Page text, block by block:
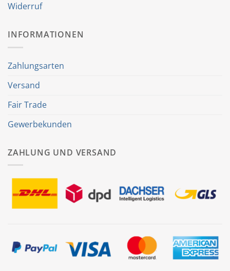
Widerruf
INFORMATIONEN
Zahlungsarten
Versand
Fair Trade
Gewerbekunden
ZAHLUNG UND VERSAND